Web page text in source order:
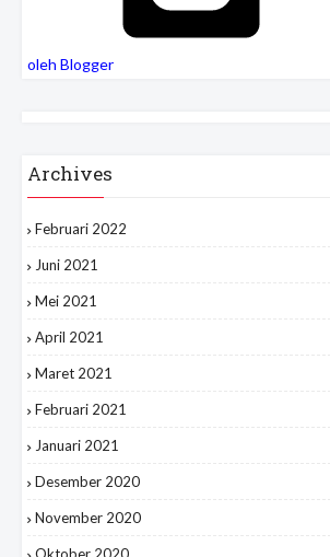
oleh Blogger
Archives
Februari 2022
Juni 2021
Mei 2021
April 2021
Maret 2021
Februari 2021
Januari 2021
Desember 2020
November 2020
Oktober 2020